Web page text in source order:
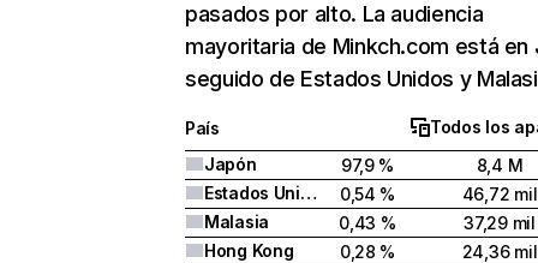
pasados por alto. La audiencia
mayoritaria de Minkch.com está en
seguido de Estados Unidos y
País
Todos los
Japón
97,9 %
8,4 M
Estados Unidos
0,54 %
46,72 mil
Malasia
0,43 %
37,29 mil
Hong Kong
0,28 %
24,36 mil